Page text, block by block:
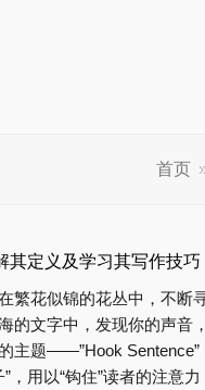
首页
其定义及学习其写作技巧
繁花似锦的花丛中，不断
的文字中，发现你的声音
主题——”Hook Sentence”
，用以“钩住”读者的注意